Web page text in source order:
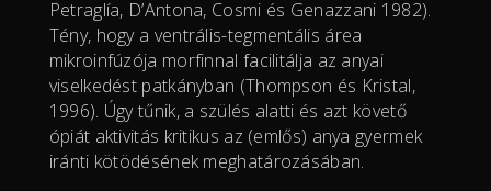
Petraglía, D’Antona, Cosmi és Genazzani 1982).
Tény, hogy a ventrális-tegmentális área
mikroinfúzója morfinnal facilitálja az anyai
viselkedést patkányban (Thompson és Kristal,
1996). Úgy tűnik, a szülés alatti és azt követő
ópiát aktivitás kritikus az (emlős) anya gyermek
iránti kötödésének meghatározásában.